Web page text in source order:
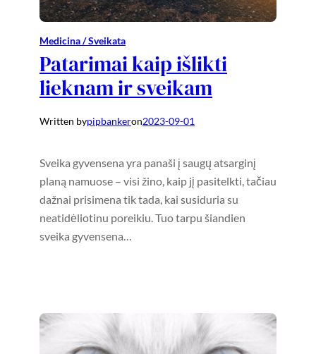
Medicina / Sveikata
Patarimai kaip išlikti
lieknam ir sveikam
Written bypipbankeron2023-09-01
Sveika gyvensena yra panaši į saugų atsarginį
planą namuose – visi žino, kaip jį pasitelkti, tačiau
dažnai prisimena tik tada, kai susiduria su
neatidėliotinu poreikiu. Tuo tarpu šiandien
sveika gyvensena…